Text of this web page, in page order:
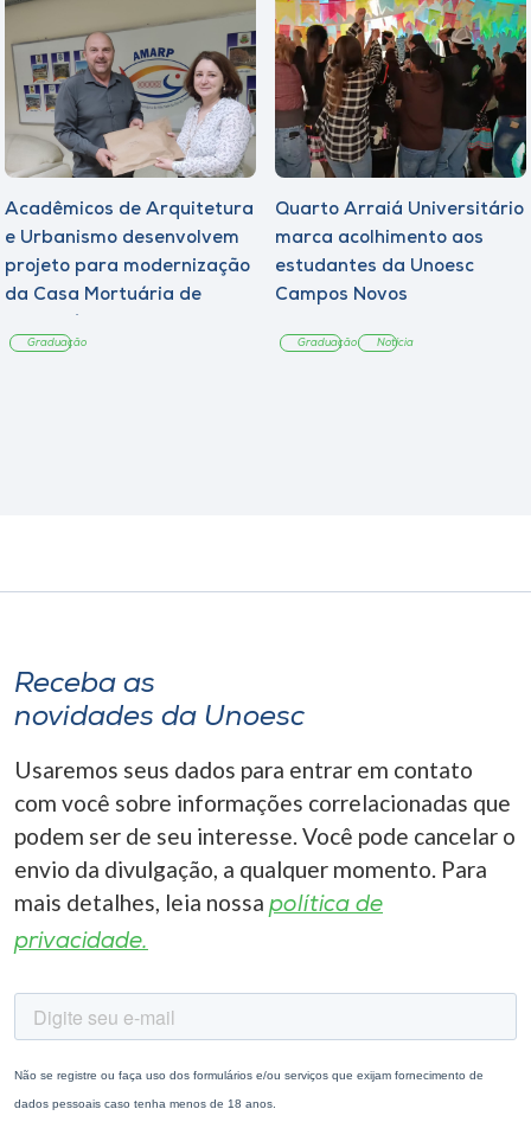
Acadêmicos de Arquitetura
e Urbanismo desenvolvem
projeto para modernização
da Casa Mortuária de
Graduação
Quarto Arraiá Universitário
marca acolhimento aos
estudantes da Unoesc
Campos Novos
Graduação Notícia
Receba as
novidades da Unoesc
Usaremos seus dados para entrar em contato
com você sobre informações correlacionadas que
podem ser de seu interesse. Você pode cancelar o
envio da divulgação, a qualquer momento. Para
mais detalhes, leia nossa política de
privacidade.